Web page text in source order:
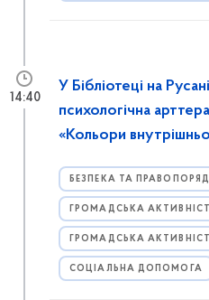
У Бібліотеці на
психологічна
«Кольори
БЕЗПЕКА ТА
ГРОМАДСЬКА
ГРОМАДСЬКА
СОЦІАЛЬНА ДОПОМОГА
14:40